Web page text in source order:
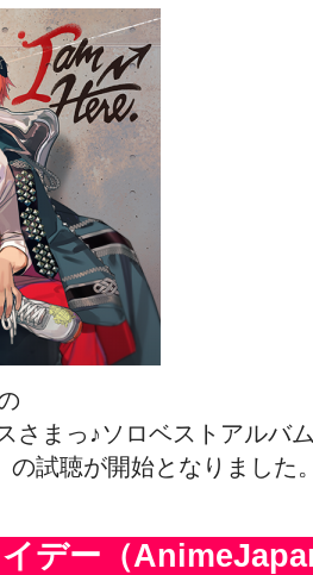
さまっ♪ソロベストアルバ
の試聴が開始となりました
デー（